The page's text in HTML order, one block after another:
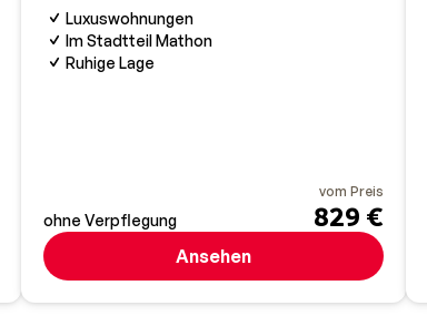
Luxuswohnungen
Im Stadtteil Mathon
Ruhige Lage
ohne Verpflegung
vom Preis
829 €
Ansehen